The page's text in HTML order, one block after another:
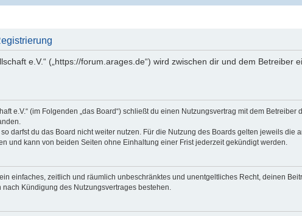
e.V.“ („https://forum.arages.de“) wird zwischen dir und dem Betreiber
e.V.“ (im Folgenden „das Board“) schließt du einen Nutzungsvertrag mit dem Betreiber
darfst du das Board nicht weiter nutzen. Für die Nutzung des Boards gelten jeweils die
und kann von beiden Seiten ohne Einhaltung einer Frist jederzeit gekündigt werden.
einfaches, zeitlich und räumlich unbeschränktes und unentgeltliches Recht, deinen
Kündigung des Nutzungsvertrages bestehen.